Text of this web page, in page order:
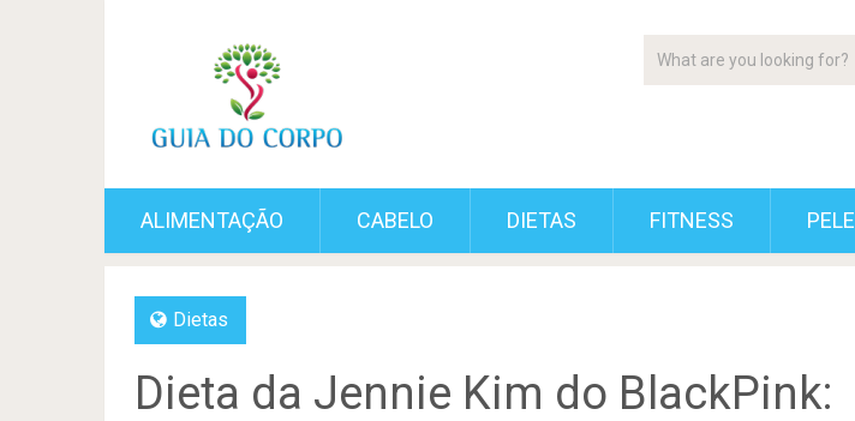
ALIMENTAÇÃO CABELO DIETAS FITNESS PELE
Dietas
Dieta da Jennie Kim do BlackPink: